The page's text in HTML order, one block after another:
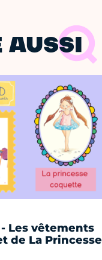
AUSSI
Les vêtements
de La Princesse